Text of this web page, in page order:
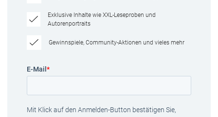
Exklusive Inhalte wie XXL-Leseproben und
Autorenportraits
Gewinnspiele, Community-Aktionen und vieles mehr
E-Mail *
Mit Klick auf den Anmelden-Button bestätigen Sie,